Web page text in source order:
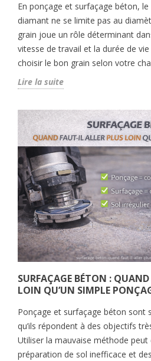
En ponçage et surfaçage béton,
diamant ne se limite pas au
grain joue un rôle déterminant
vitesse de travail et la durée de
choisir le bon grain selon votre
Lire la suite
SURFAÇAGE BÉTON :
LOIN QU’UN SIMPLE
Ponçage et surfaçage béton sont
qu’ils répondent à des objectifs
Utiliser la mauvaise méthode peut
préparation de sol inefficace et